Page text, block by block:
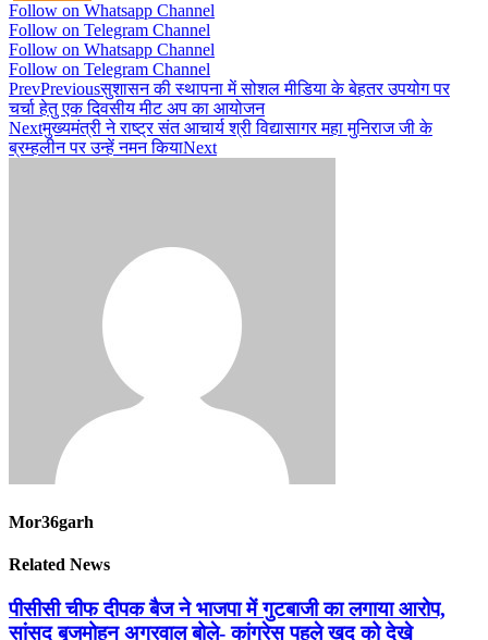
Follow on Whatsapp Channel
Follow on Telegram Channel
Follow on Whatsapp Channel
Follow on Telegram Channel
PrevPreviousसुशासन की स्थापना में सोशल मीडिया के बेहतर उपयोग पर
चर्चा हेतु एक दिवसीय मीट अप का आयोजन
Nextमुख्यमंत्री ने राष्ट्र संत आचार्य श्री विद्यासागर महा मुनिराज जी के
ब्रम्हलीन पर उन्हें नमन कियाNext
Mor36garh
Related News
पीसीसी चीफ दीपक बैज ने भाजपा में गुटबाजी का लगाया आरोप,
सांसद बृजमोहन अग्रवाल बोले- कांग्रेस पहले खुद को देखे